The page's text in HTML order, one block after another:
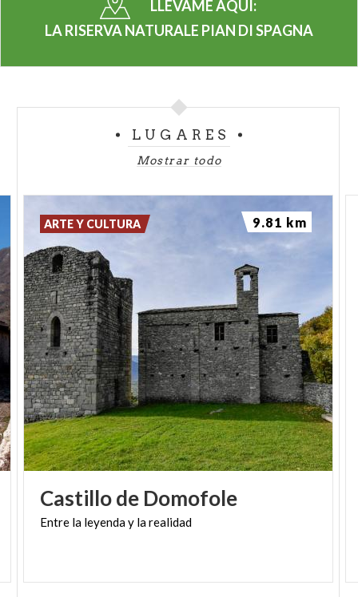
La reserva ofrece la posibilidad de realizar
itinerarios personalizados, visitas guiadas y
LLÉVAME AQUÍ:
LA RISERVA NATURALE PIAN DI SPAGNA
LUGARES
Mostrar todo
Castillode Domofole
Entre la leyenday larealidad
ARTE Y CULTURA 9.81 km